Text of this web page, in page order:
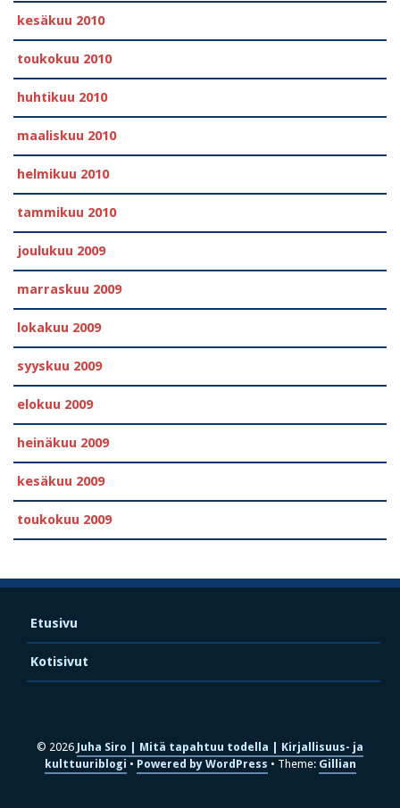
kesäkuu 2010
toukokuu 2010
huhtikuu 2010
maaliskuu 2010
helmikuu 2010
tammikuu 2010
joulukuu 2009
marraskuu 2009
lokakuu 2009
syyskuu 2009
elokuu 2009
heinäkuu 2009
kesäkuu 2009
toukokuu 2009
Etusivu
Kotisivut
© 2026 Juha Siro | Mitä tapahtuu todella | Kirjallisuus- ja
kulttuuriblogi
Powered by WordPress Theme: Gillian